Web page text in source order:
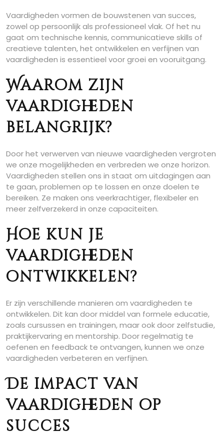
Vaardigheden vormen de bouwstenen van succes,
zowel op persoonlijk als professioneel vlak. Of het nu
gaat om technische kennis, communicatieve skills of
creatieve talenten, het ontwikkelen en verfijnen van
vaardigheden is essentieel voor groei en vooruitgang.
Waarom zijn
vaardigheden
belangrijk?
Door het verwerven van nieuwe vaardigheden vergroten
we onze mogelijkheden en verbreden we onze horizon.
Vaardigheden stellen ons in staat om uitdagingen aan
te gaan, problemen op te lossen en onze doelen te
bereiken. Ze maken ons veerkrachtiger, flexibeler en
meer zelfverzekerd in onze capaciteiten.
Hoe kun je
vaardigheden
ontwikkelen?
Er zijn verschillende manieren om vaardigheden te
ontwikkelen. Dit kan door middel van formele educatie,
zoals cursussen en trainingen, maar ook door zelfstudie,
praktijkervaring en mentorship. Door regelmatig te
oefenen en feedback te ontvangen, kunnen we onze
vaardigheden verbeteren en verfijnen.
De impact van
vaardigheden op
succes